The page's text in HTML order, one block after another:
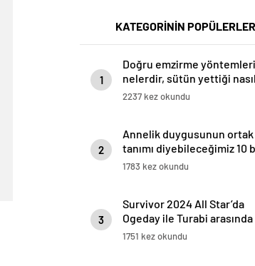
KATEGORİNİN
1
Doğru emzirme yöntemleri
nelerdir, sütün yettiği nasıl
anlaşılır?
2237 kez okundu
2
Annelik duygusunun ortak
tanımı diyebileceğimiz 10
1783 kez okundu
3
Survivor 2024 All Star’da
Ogeday ile Turabi arasında
gerginlik tırmandı! Adaya
1751 kez okundu